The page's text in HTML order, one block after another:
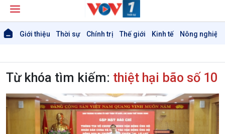
Giới thiệu Thời sự Chính trị Thế giới Kinh tế Nông nghiệp
Từ khóa tìm kiếm: thiệt hại bão số 10